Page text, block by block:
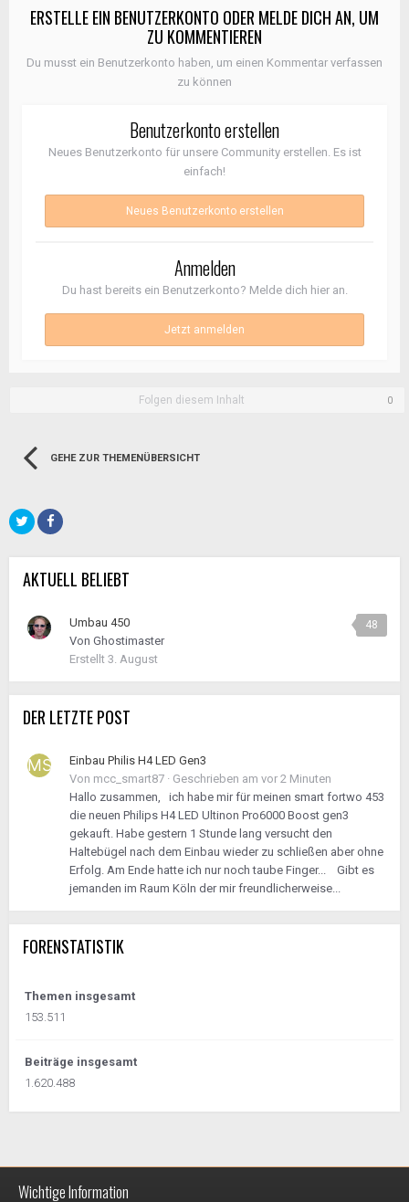
ERSTELLE EIN BENUTZERKONTO ODER MELDE DICH AN, UM
ZU KOMMENTIEREN
Du musst ein Benutzerkonto haben, um einen Kommentar verfassen
zu können
Benutzerkonto erstellen
Neues Benutzerkonto für unsere Community erstellen. Es ist
einfach!
Neues Benutzerkonto erstellen
Anmelden
Du hast bereits ein Benutzerkonto? Melde dich hier an.
Jetzt anmelden
Folgen diesem Inhalt 0
GEHE ZUR THEMENÜBERSICHT
AKTUELL BELIEBT
48
Umbau 450
Von Ghostimaster
Erstellt 3. August
DER LETZTE POST
Einbau Philis H4 LED Gen3
Von mcc_smart87 · Geschrieben am vor 2 Minuten
Hallo zusammen, ich habe mir für meinen smart fortwo 453
die neuen Philips H4 LED Ultinon Pro6000 Boost gen3
gekauft. Habe gestern 1 Stunde lang versucht den
Haltebügel nach dem Einbau wieder zu schließen aber ohne
Erfolg. Am Ende hatte ich nur noch taube Finger... Gibt es
jemanden im Raum Köln der mir freundlicherweise...
FORENSTATISTIK
Themen insgesamt
153.511
Beiträge insgesamt
1.620.488
Wichtige Information